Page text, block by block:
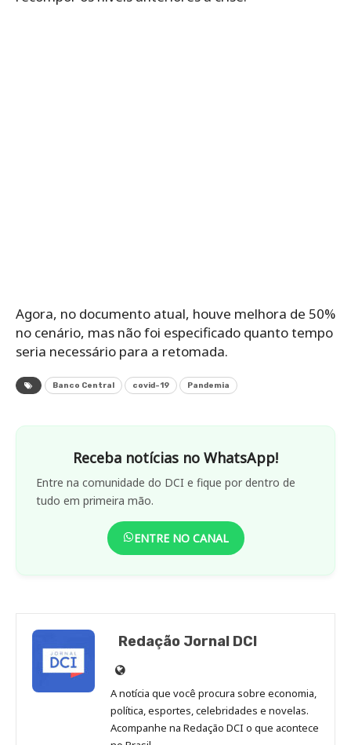
Agora, no documento atual, houve melhora de 50%
no cenário, mas não foi especificado quanto tempo
seria necessário para a retomada.
Banco Central covid-19 Pandemia
Receba notícias no WhatsApp!
Entre na comunidade do DCI e fique por dentro de
tudo em primeira mão.
ENTRE NO CANAL
Redação Jornal DCI
Site
de
Redação
Jornal
A notícia que você procura sobre economia,
política, esportes, celebridades e novelas.
Acompanhe na Redação DCI o que acontece